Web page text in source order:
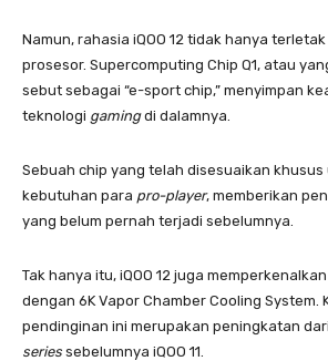
Namun, rahasia iQOO 12 tidak hanya
prosesor. Supercomputing Chip Q1, atau
sebut sebagai “e-sport chip,” menyimpan
teknologi gamingdi dalamnya.
Sebuah chip yang telah disesuaikan khusus
kebutuhan para pro-player, memberikan
yang belum pernah terjadi sebelumnya.
Tak hanya itu, iQOO 12 juga
dengan 6K Vapor Chamber Cooling System.
pendinginan ini merupakan peningkatan dari
series sebelumnya iQOO 11.